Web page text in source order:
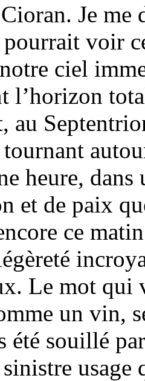
Je me
voir
ciel
l’horizon
au
heure, dans
et de paix
ce
Le mot qui
un vin,
été souillé
usage